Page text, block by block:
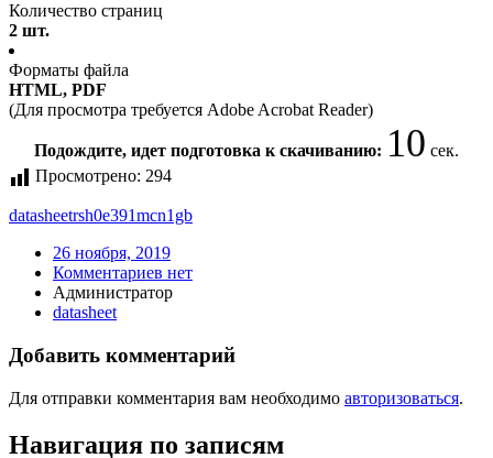
Количество страниц
2 шт.
Форматы файла
HTML, PDF
(Для просмотра требуется Adobe Acrobat Reader)
Подождите, идет подготовка к скачиванию: 10 сек.
Просмотрено: 294
datasheetrsh0e391mcn1gb
26 ноября, 2019
Комментариев нет
Администратор
datasheet
Добавить комментарий
Для отправки комментария вам необходимо авторизоваться.
Навигация по записям